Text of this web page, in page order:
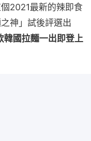
2021最新的辣即食
神」試後評選出
韓國拉麵一出即登上